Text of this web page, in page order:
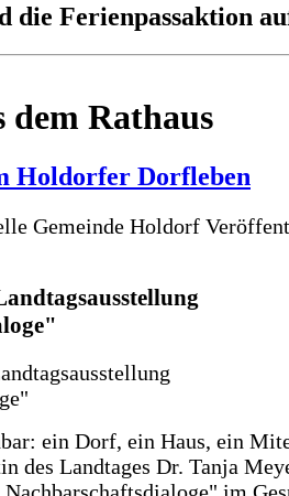
die Ferienpassaktion
dem Rathaus
Holdorfer Dorfleben
Gemeinde Holdorf
ein Dorf, ein Haus, ein
des Landtages Dr. Tanja